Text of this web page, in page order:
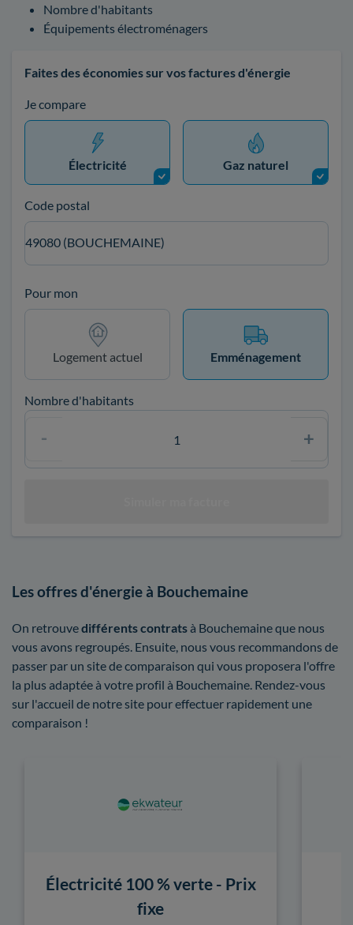
Nombre d'habitants
Équipements électroménagers
Faites des économies sur vos factures d'énergie
Je compare
Électricité Gaz naturel
Code postal
49080 (BOUCHEMAINE)
Pour mon
Logement actuel Emménagement
Nombre d'habitants
Les offres d'énergie à Bouchemaine
On retrouvedifférents contratsà Bouchemaine que nous
vous avons regroupés. Ensuite, nous vous recommandons de
passer par un site de comparaison qui vous proposera l'offre
la plus adaptée à votre profil à Bouchemaine. Rendez-vous
sur l'accueil de notre site pour effectuer rapidement une
comparaison !
Électricité 100 % verte - Prix
fixe